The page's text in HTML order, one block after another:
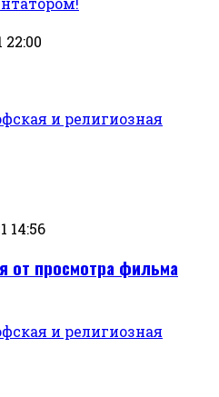
22:00
и религиозная
14:56
от просмотра фильма
и религиозная